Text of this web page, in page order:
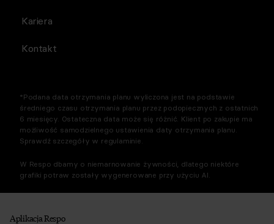
Kariera
Kontakt
*Podana data otrzymania planu wyliczona jest na podstawie
średniego czasu otrzymania planu przez podopiecznych z ostatnich
6 miesięcy. Ostateczna data może się różnić. Klient po zakupie ma
możliwość samodzielnego ustawienia daty otrzymania planu.
Sprawdź szczegóły w regulaminie.
W Respo dbamy o niemarnowanie żywności, dlatego niektóre
grafiki potraw zostały wygenerowane przy użyciu AI.
Aplikacja Respo